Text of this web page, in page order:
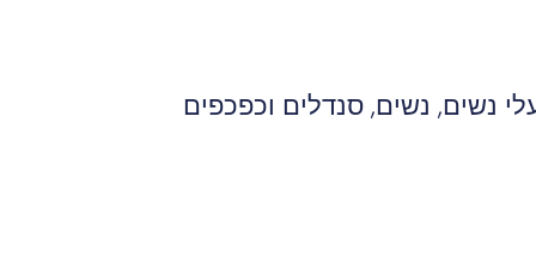
נשים, נשים,סנדלים וכפכפים